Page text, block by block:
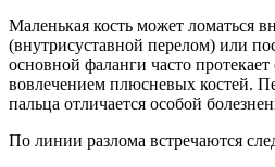
Маленькая кость может ломаться
(внутрисуставной перелом) или
основной фаланги часто
вовлечением плюсневых костей.
пальца отличается особой
По линии разлома встречаются